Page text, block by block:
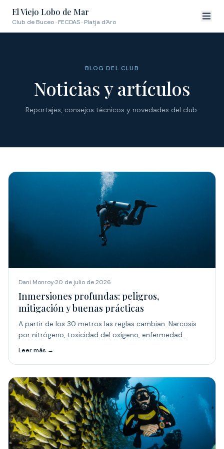
El Viejo Lobo de Mar
Club de Buceo · FECDAS · Platja d'Aro
BLOG DEL CLUB
Noticias y artículos
Reportajes, consejos técnicos y novedades del club.
Dani Monroy·20 de julio de 2026
Inmersiones profundas: peligros,
mitigación y buenas prácticas
A partir de los 30 metros las reglas cambian. Narcosis
por nitrógeno, toxicidad del oxígeno, enfermedad
descompresiva o el simple cálculo del gas disponible
factores que marcan la diferencia entre una gran
inmersión y un accidente. En este artículo repasamos
los principales riesgos del buceo profundo, cómo
mitigarlos y qué mezclas de gases (aire, nitrox, trimix) se
recomiendan según la profundidad. Porque en El Viejo
Lobo de Mar creemos que la seguridad no resta
emoción a la inmersión: es lo que permite disfrutarla y
repetirla.
Leer más →